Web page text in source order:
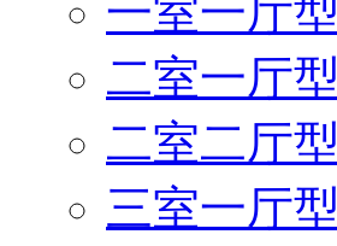
一室一厅型
二室一厅型
二室二厅型
三室一厅型